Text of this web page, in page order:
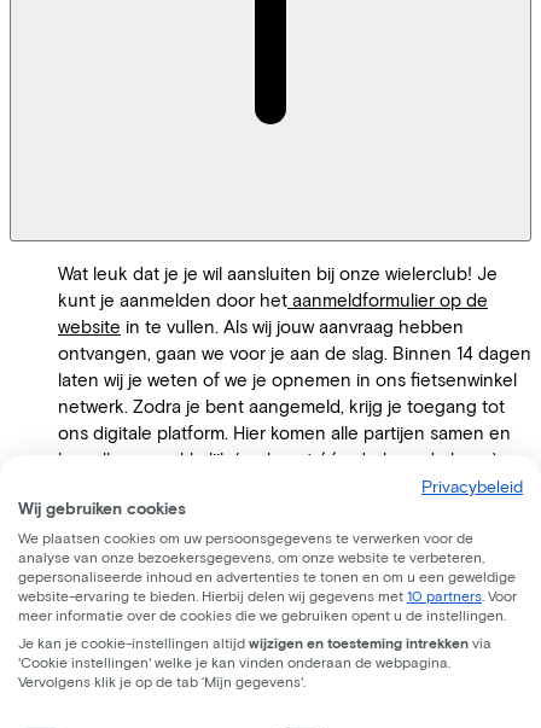
Wat leuk dat je je wil aansluiten bij onze wielerclub! Je
kunt je aanmelden door het aanmeldformulier op de
website in te vullen. Als wij jouw aanvraag hebben
ontvangen, gaan we voor je aan de slag. Binnen 14 dagen
laten wij je weten of we je opnemen in ons fietsenwinkel
netwerk. Zodra je bent aangemeld, krijg je toegang tot
ons digitale platform. Hier komen alle partijen samen en
kan alles gemakkelijk (vaak met één druk op de knop)
worden geregeld. We rekenen geen aanmeld- of
abonnementskosten.
Hopelijk spreken we elkaar binnenkort!
Hoe zijn acquisitie en sales geregeld vanuit de fietsenwinkels?
Privacybeleid
Wij gebruiken cookies
We plaatsen cookies om uw persoonsgegevens te verwerken voor de
analyse van onze bezoekersgegevens, om onze website te verbeteren,
gepersonaliseerde inhoud en advertenties te tonen en om u een geweldige
website-ervaring te bieden. Hierbij delen wij gegevens met 10 partners . Voor
meer informatie over de cookies die we gebruiken opent u de instellingen.
Je kan je cookie-instellingen altijd wijzigen en toesteming intrekken via
'Cookie instellingen' welke je kan vinden onderaan de webpagina.
Vervolgens klik je op de tab ‘Mijn gegevens'.